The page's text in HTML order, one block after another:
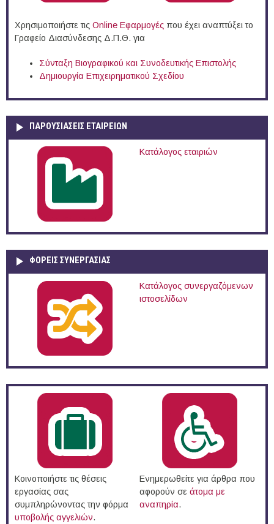
Χρησιμοποιήστε τις Online Eφαρμογές που έχει αναπτύξει το
Γραφείο Διασύνδεσης Δ.Π.Θ. για
Σύνταξη Βιογραφικού και Συνοδευτικής Επιστολής
Δημιουργία Επιχειρηματικού Σχεδίου
ΠΑΡΟΥΣΙΆΣΕΙΣ ΕΤΑΙΡΕΙΏΝ
Κατάλογος εταιριών
ΦΟΡΕΙΣ ΣΥΝΕΡΓΑΣΙΑΣ
Κατάλογος συνεργαζόμενων
ιστοσελίδων
Κοινοποιήστε τις θέσεις
εργασίας σας
συμπληρώνοντας την φόρμα
υποβολής αγγελιών.
Ενημερωθείτε για άρθρα που
αφορούν σε άτομα με
αναπηρία.